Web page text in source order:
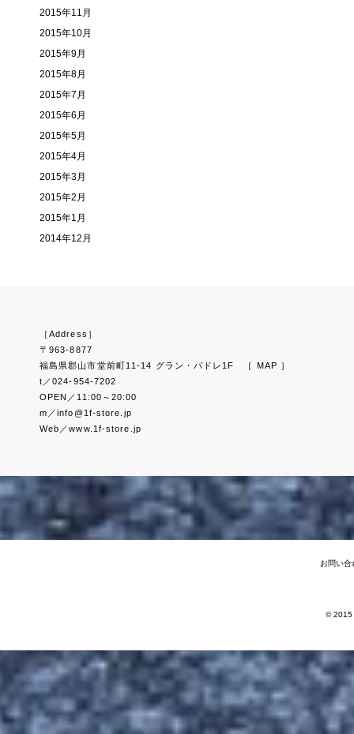
2015年11月
2015年10月
2015年9月
2015年8月
2015年7月
2015年6月
2015年5月
2015年4月
2015年3月
2015年2月
2015年1月
2014年12月
［Address］
〒963-8877
福島県郡山市堂前町11-14 グラン・パドレ1F
［ MAP ］
t／024-954-7202
OPEN／11:00～20:00
m／info@1f-store.jp
Web／www.1f-store.jp
お問い合
© 2015